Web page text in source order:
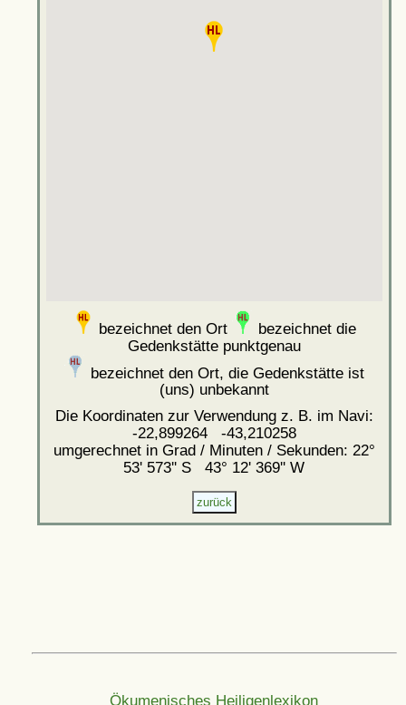
bezeichnet den Ort
bezeichnet die
Gedenkstätte punktgenau
bezeichnet den Ort, die Gedenkstätte ist
(uns) unbekannt
Die Koordinaten zur Verwendung z. B. im Navi:
-22,899264 -43,210258
umgerechnet in Grad / Minuten / Sekunden: 22°
53' 573'' S 43° 12' 369'' W
Ökumenisches Heiligenlexikon